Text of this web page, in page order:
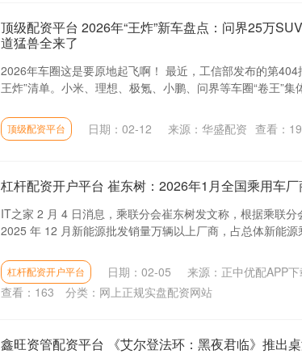
顶级配资平台 2026年“王炸”新车盘点：问界25万
道猛兽全来了
2026年车圈这是要原地起飞啊！ 最近，工信部发布的第
王炸”清单。小米、理想、极氪、小鹏、问界等车圈“卷王”集
顶级配资平台 日期：02-12 来源：华盛配资 查看：
杠杆配资开户平台 崔东树：2026年1月全国乘用车
IT之家 2 月 4 日消息，乘联分会崔东树发文称，根据乘联
2025 年 12 月新能源批发销量万辆以上厂商，占总体新能源
杠杆配资开户平台 日期：02-05
来源：正中优配APP下
查看： 163 分类： 网上正规实盘配资网站
鑫旺资管配资平台 《艾尔登法环：黑夜君临》推出